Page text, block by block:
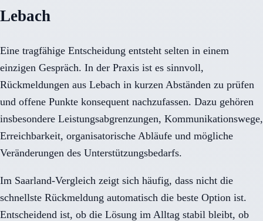
Lebach
Eine tragfähige Entscheidung entsteht selten in einem
einzigen Gespräch. In der Praxis ist es sinnvoll,
Rückmeldungen aus Lebach in kurzen Abständen zu prüfen
und offene Punkte konsequent nachzufassen. Dazu gehören
insbesondere Leistungsabgrenzungen, Kommunikationswege,
Erreichbarkeit, organisatorische Abläufe und mögliche
Veränderungen des Unterstützungsbedarfs.
Im Saarland-Vergleich zeigt sich häufig, dass nicht die
schnellste Rückmeldung automatisch die beste Option ist.
Entscheidend ist, ob die Lösung im Alltag stabil bleibt, ob